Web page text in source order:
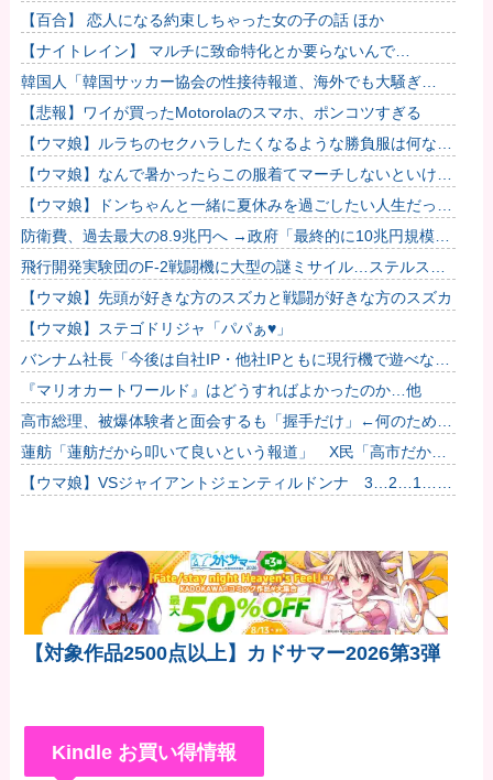
したのが怪しいよな。
【百合】 恋人になる約束しちゃった女の子の話 ほか
【ナイトレイン】 マルチに致命特化とか要らないんで…
韓国人「韓国サッカー協会の性接待報道、海外でも大騒ぎ
に・・・2002年W杯4強の記録取り消しの声も」→「マジで国
の恥だ」...
【悲報】ワイが買ったMotorolaのスマホ、ポンコツすぎる
【ウマ娘】ルラちのセクハラしたくなるような勝負服は何なん
だろうね
【ウマ娘】なんで暑かったらこの服着てマーチしないといけな
いんだよぉ…
【ウマ娘】ドンちゃんと一緒に夏休みを過ごしたい人生だっ
た…
防衛費、過去最大の8.9兆円へ →政府「最終的に10兆円規模に
なる可能性」
飛行開発実験団のF-2戦闘機に大型の謎ミサイル…ステルス性
と射程1000kmを誇る「最新鋭の空母キラー」か？！
【ウマ娘】先頭が好きな方のスズカと戦闘が好きな方のスズカ
【ウマ娘】ステゴドリジャ「パパぁ♥」
バンナム社長「今後は自社IP・他社IPともに現行機で遊べない
名作を積極的にリマスターしていく」他
『マリオカートワールド』はどうすればよかったのか…他
高市総理、被爆体験者と面会するも「握手だけ」←何のために
会うんだよ…
蓮舫「蓮舫だから叩いて良いという報道」 X民「高市だから
叩いて良いをやってるのがお前だろ」
【ウマ娘】VSジャイアントジェンティルドンナ 3…2…1…
【対象作品2500点以上】カドサマー2026第3弾
Kindle お買い得情報